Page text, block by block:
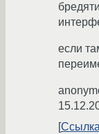
если